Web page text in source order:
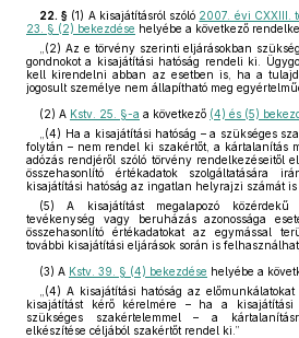
22. § (1) A kisajátításról szóló 2007. évi CXXIII.
23. § (2) bekezdése helyébe a következő
„(2) Az e törvény szerinti eljárásokban
gondnokot a kisajátítási hatóság rendeli ki.
kell kirendelni abban az esetben is, ha a
jogosult személye nem állapítható meg
(2) A Kstv. 25. §-a a következő (4) és (5)
„(4) Ha a kisajátítási hatóság – a szükséges
folytán – nem rendel ki szakértőt, a kártalanítás
adózás rendjéről szóló törvény rendelkezéseitől
összehasonlító értékadatok szolgáltatására
kisajátítási hatóság az ingatlan helyrajzi számát is
(5) A kisajátítást megalapozó közérdekű
tevékenység vagy beruházás azonossága
összehasonlító értékadatokat az egymással
további kisajátítási eljárások során is
(3) A Kstv. 39. § (4) bekezdése helyébe a
„(4) A kisajátítási hatóság az
kisajátítást kérő kérelmére – ha a
szükséges szakértelemmel – a
elkészítése céljából szakértőt rendel ki.”